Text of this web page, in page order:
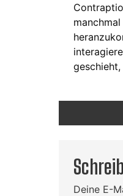
Deine E-